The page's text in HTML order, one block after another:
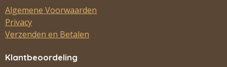
Algemene Voorwaarden
Privacy
Verzenden en Betalen
Klantbeoordeling